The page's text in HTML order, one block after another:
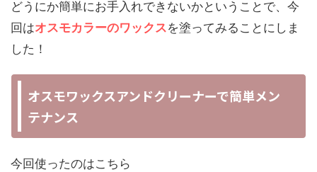
どうにか簡単にお手入れできないかということで、今
回はオスモカラーのワックスを塗ってみることにしま
した！
オスモワックスアンドクリーナーで簡単メン
テナンス
今回使ったのはこちら